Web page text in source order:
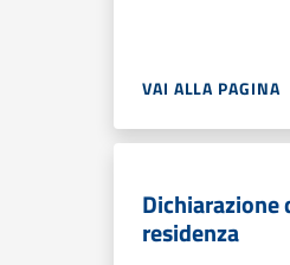
VAI ALLA PAGINA
Dichiarazione
residenza